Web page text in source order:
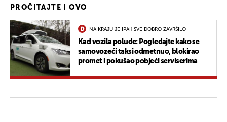
PROČITAJTE I OVO
NA KRAJU JE IPAK SVE DOBRO ZAVRŠILO
Kad vozila polude: Pogledajte kako se
samovozeći taksi odmetnuo, blokirao
promet i pokušao pobjeći serviserima